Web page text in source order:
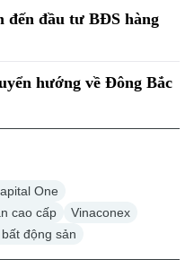
đến đầu tư BĐS hàng
hướng về Đông Bắc
One
cao cấp
Vinaconex
động sản